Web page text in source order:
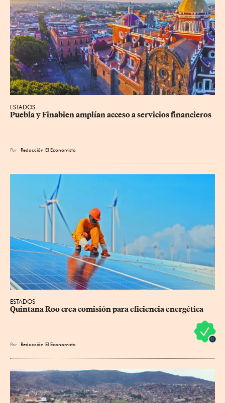
ESTADOS
Puebla y Finabien amplían acceso a servicios financieros
Por Redacción El Economista
ESTADOS
Quintana Roo crea comisión para eficiencia energética
Por Redacción El Economista